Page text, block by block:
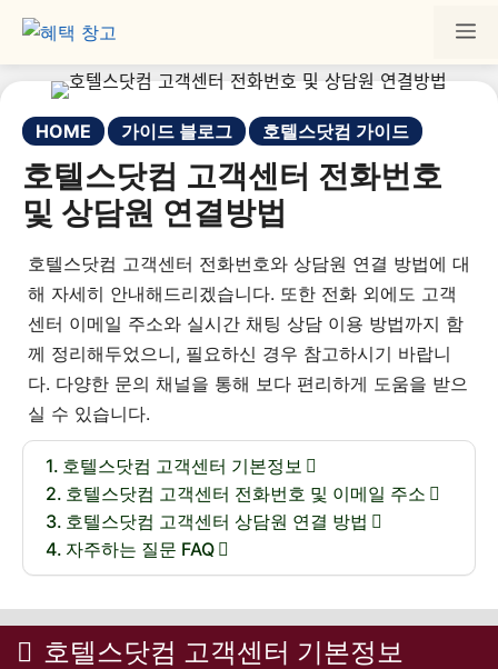
HOME 가이드 블로그 호텔스닷컴 가이드
호텔스닷컴 고객센터 전화번호
및 상담원 연결방법
호텔스닷컴 고객센터 전화번호와 상담원 연결 방법에 대
해 자세히 안내해드리겠습니다. 또한 전화 외에도 고객
센터 이메일 주소와 실시간 채팅 상담 이용 방법까지 함
께 정리해두었으니, 필요하신 경우 참고하시기 바랍니
다. 다양한 문의 채널을 통해 보다 편리하게 도움을 받으
실 수 있습니다.
호텔스닷컴 고객센터 기본정보
호텔스닷컴 고객센터 전화번호 및 이메일 주소
호텔스닷컴 고객센터 상담원 연결 방법
자주하는 질문 FAQ
호텔스닷컴 고객센터 기본정보